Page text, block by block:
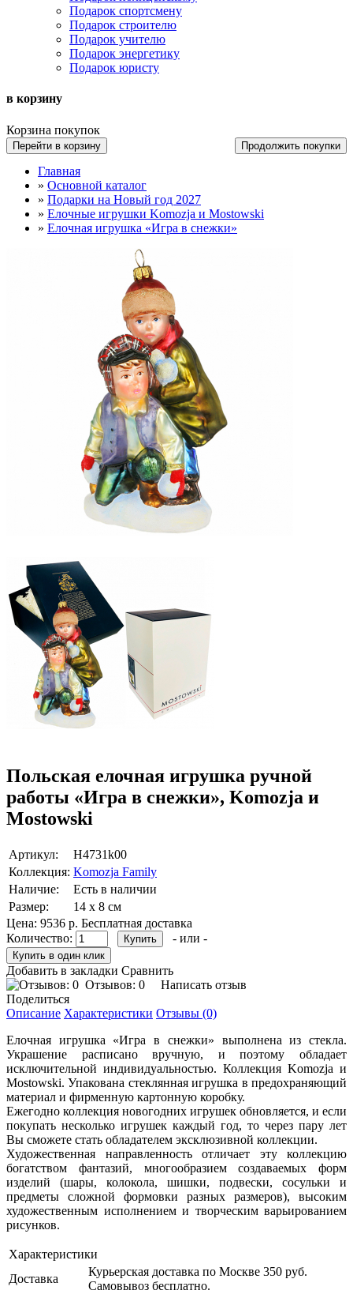
Подарок спортсмену
Подарок строителю
Подарок учителю
Подарок энергетику
Подарок юристу
в корзину
Корзина покупок
Перейти в корзину Продолжить покупки
Главная
» Основной каталог
» Подарки на Новый год 2027
» Елочные игрушки Komozja и Mostowski
» Елочная игрушка «Игра в снежки»
Польская елочная игрушка ручной
работы «Игра в снежки», Komozja и
Mostowski
Артикул:
Н4731k00
Коллекция: Komozja Family
Наличие:
Есть в наличии
Размер:
14 х 8 см
Цена: 9536 р. Бесплатная доставка
Количество:
- или -
Добавить в закладки Сравнить
Отзывов: 0
Написать отзыв
Поделиться
Описание Характеристики Отзывы (0)
Елочная игрушка «Игра в снежки» выполнена из стекла.
Украшение расписано вручную, и поэтому обладает
исключительной индивидуальностью. Коллекция Komozja и
Mostowski. Упакована стеклянная игрушка в предохраняющий
материал и фирменную картонную коробку.
Ежегодно коллекция новогодних игрушек обновляется, и если
покупать несколько игрушек каждый год, то через пару лет
Вы сможете стать обладателем эксклюзивной коллекции.
Художественная направленность отличает эту коллекцию
богатством фантазий, многообразием создаваемых форм
изделий (шары, колокола, шишки, подвески, сосульки и
предметы сложной формовки разных размеров), высоким
художественным исполнением и творческим варьированием
рисунков.
Характеристики
Доставка
Курьерская доставка по Москве 350 руб.
Самовывоз бесплатно.